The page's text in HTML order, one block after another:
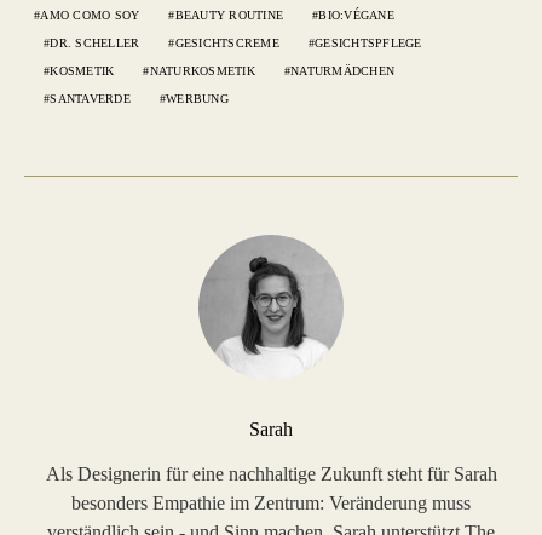
AMO COMO SOY BEAUTY ROUTINE BIO:VÉGANE
DR. SCHELLER GESICHTSCREME GESICHTSPFLEGE
KOSMETIK NATURKOSMETIK NATURMÄDCHEN
SANTAVERDE WERBUNG
Sarah
Als Designerin für eine nachhaltige Zukunft steht für Sarah
besonders Empathie im Zentrum: Veränderung muss